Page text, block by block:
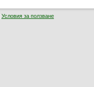
Условия за ползване